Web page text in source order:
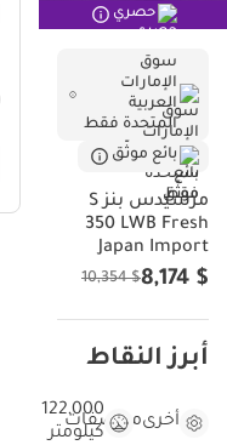
حصري
سوق
الإمارات
العربية
المتحدة فقط
بائع موثّق
مرسيدس بنز S
350 LWB Fresh
Japan Import
$ 8,174
$ 10,354
أبرز النقاط
أخرىمواصفات
122,000
كيلومتر